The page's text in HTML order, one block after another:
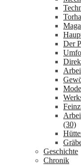
Der
(30)
Geschichte
Chronik